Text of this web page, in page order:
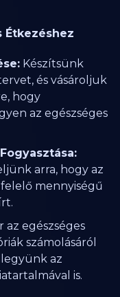
Étkezéshez
Készítsünk
és vásároljuk
hogy
az egészséges
arra, hogy az
mennyiségű
az egészséges
számolásáról
az
is.